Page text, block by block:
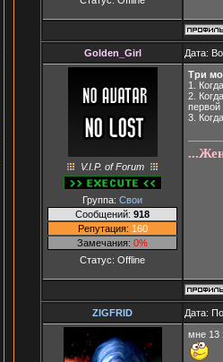
Golden_Girl Дата:
V.I.P. of Forum
Группа: Свои
Сообщений: 918
Репутация: 160
Замечания: 0%
Статус: Offline
Три
1.
2.
первой
3.
ZIGFRID Дата:
мне 13